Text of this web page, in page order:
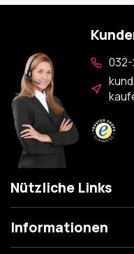
032-
Nützliche Links
Informationen